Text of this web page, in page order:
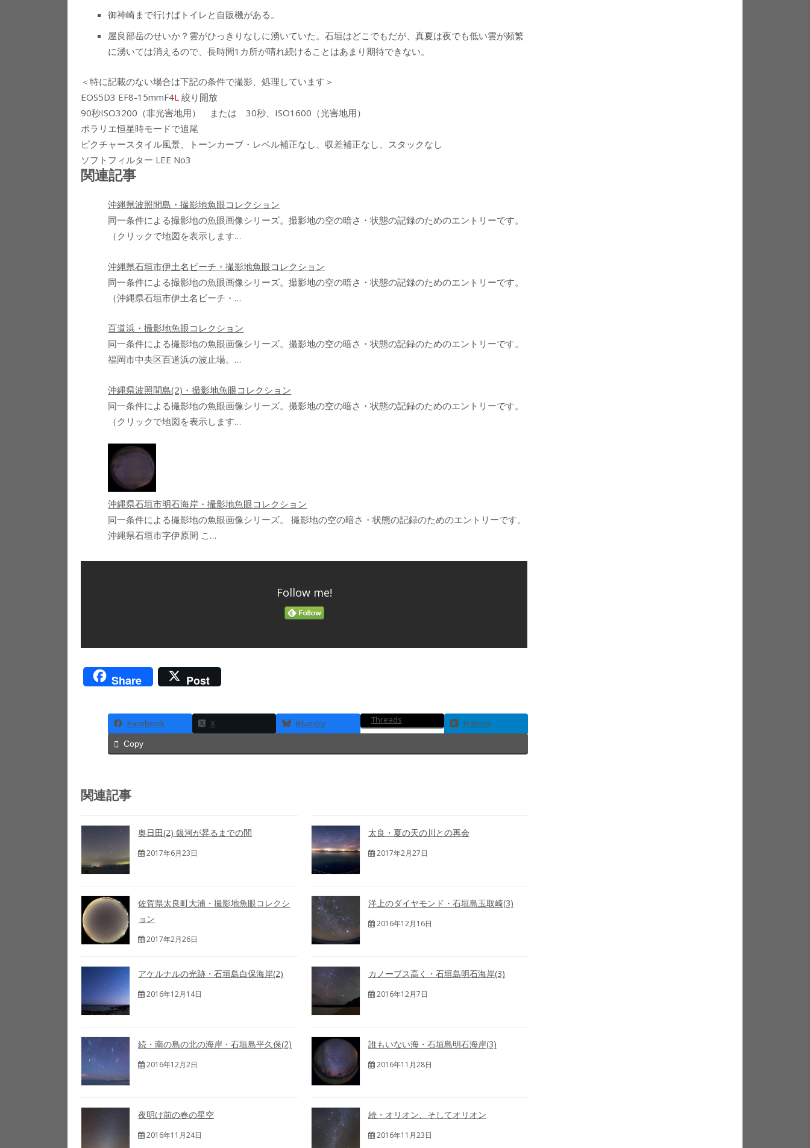
御神崎まで行けばトイレと自販機がある。
屋良部岳のせいか？雲がひっきりなしに湧いていた。石垣はどこでもだが、真夏は夜でも低い雲が頻繁
に湧いては消えるので、長時間1カ所が晴れ続けることはあまり期待できない。
＜特に記載のない場合は下記の条件で撮影、処理しています＞
EOS5D3 EF8-15mmF4L 絞り開放
90秒ISO3200（非光害地用） または 30秒、ISO1600（光害地用）
ポラリエ恒星時モードで追尾
ピクチャースタイル風景、トーンカーブ・レベル補正なし、収差補正なし、スタックなし
ソフトフィルター LEE No3
関連記事
沖縄県波照間島・撮影地魚眼コレクション
同一条件による撮影地の魚眼画像シリーズ。撮影地の空の暗さ・状態の記録のためのエントリーです。
（クリックで地図を表示します…
沖縄県石垣市伊土名ビーチ・撮影地魚眼コレクション
同一条件による撮影地の魚眼画像シリーズ。撮影地の空の暗さ・状態の記録のためのエントリーです。
（沖縄県石垣市伊土名ビーチ・…
百道浜・撮影地魚眼コレクション
同一条件による撮影地の魚眼画像シリーズ。撮影地の空の暗さ・状態の記録のためのエントリーです。
福岡市中央区百道浜の波止場。…
沖縄県波照間島(2)・撮影地魚眼コレクション
同一条件による撮影地の魚眼画像シリーズ。撮影地の空の暗さ・状態の記録のためのエントリーです。
（クリックで地図を表示します…
沖縄県石垣市明石海岸・撮影地魚眼コレクション
同一条件による撮影地の魚眼画像シリーズ。 撮影地の空の暗さ・状態の記録のためのエントリーです。
沖縄県石垣市字伊原間 こ…
Follow me!
Share Post
Facebook X Bluesky Threads Hatena
Copy
関連記事
奥日田(2) 銀河が昇るまでの間
2017年6月23日
太良・夏の天の川との再会
2017年2月27日
佐賀県太良町大浦・撮影地魚眼コレクシ
ョン
2017年2月26日
洋上のダイヤモンド・石垣島玉取崎(3)
2016年12月16日
アケルナルの光跡・石垣島白保海岸(2)
2016年12月14日
カノープス高く・石垣島明石海岸(3)
2016年12月7日
続・南の島の北の海岸・石垣島平久保(2)
2016年12月2日
誰もいない海・石垣島明石海岸(3)
2016年11月28日
夜明け前の春の星空
2016年11月24日
続・オリオン、そしてオリオン
2016年11月23日